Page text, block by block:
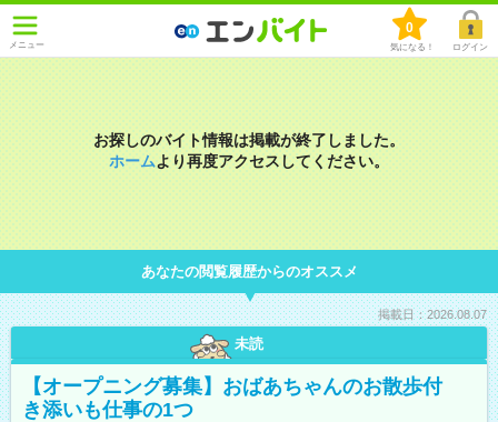
メニュー
0
気になる！ ログイン
お探しのバイト情報は掲載が終了しました。
ホームより再度アクセスしてください。
あなたの閲覧履歴からのオススメ
掲載日：2026.08.07
未読
【オープニング募集】おばあちゃんのお散歩付
き添いも仕事の1つ